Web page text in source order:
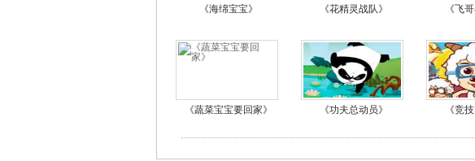
《海绵宝宝》 《花精灵战队》 《飞
《蔬菜宝宝要回家》 《功夫总动员》 《竞